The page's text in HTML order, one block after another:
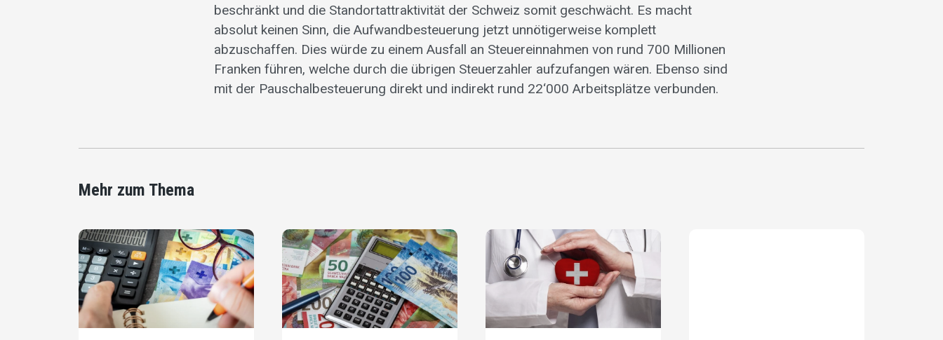
beschränkt und die Standortattraktivität der Schweiz somit geschwächt. Es macht
absolut keinen Sinn, die Aufwandbesteuerung jetzt unnötigerweise komplett
abzuschaffen. Dies würde zu einem Ausfall an Steuereinnahmen von rund 700 Millionen
Franken führen, welche durch die übrigen Steuerzahler aufzufangen wären. Ebenso sind
mit der Pauschalbesteuerung direkt und indirekt rund 22‘000 Arbeitsplätze verbunden.
Mehr zum Thema